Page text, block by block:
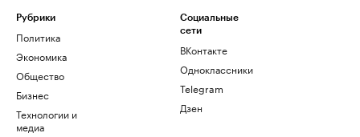
Рубрики
Политика
Экономика
Общество
Бизнес
Технологии и
медиа
Социальные
сети
ВКонтакте
Одноклассники
Telegram
Дзен